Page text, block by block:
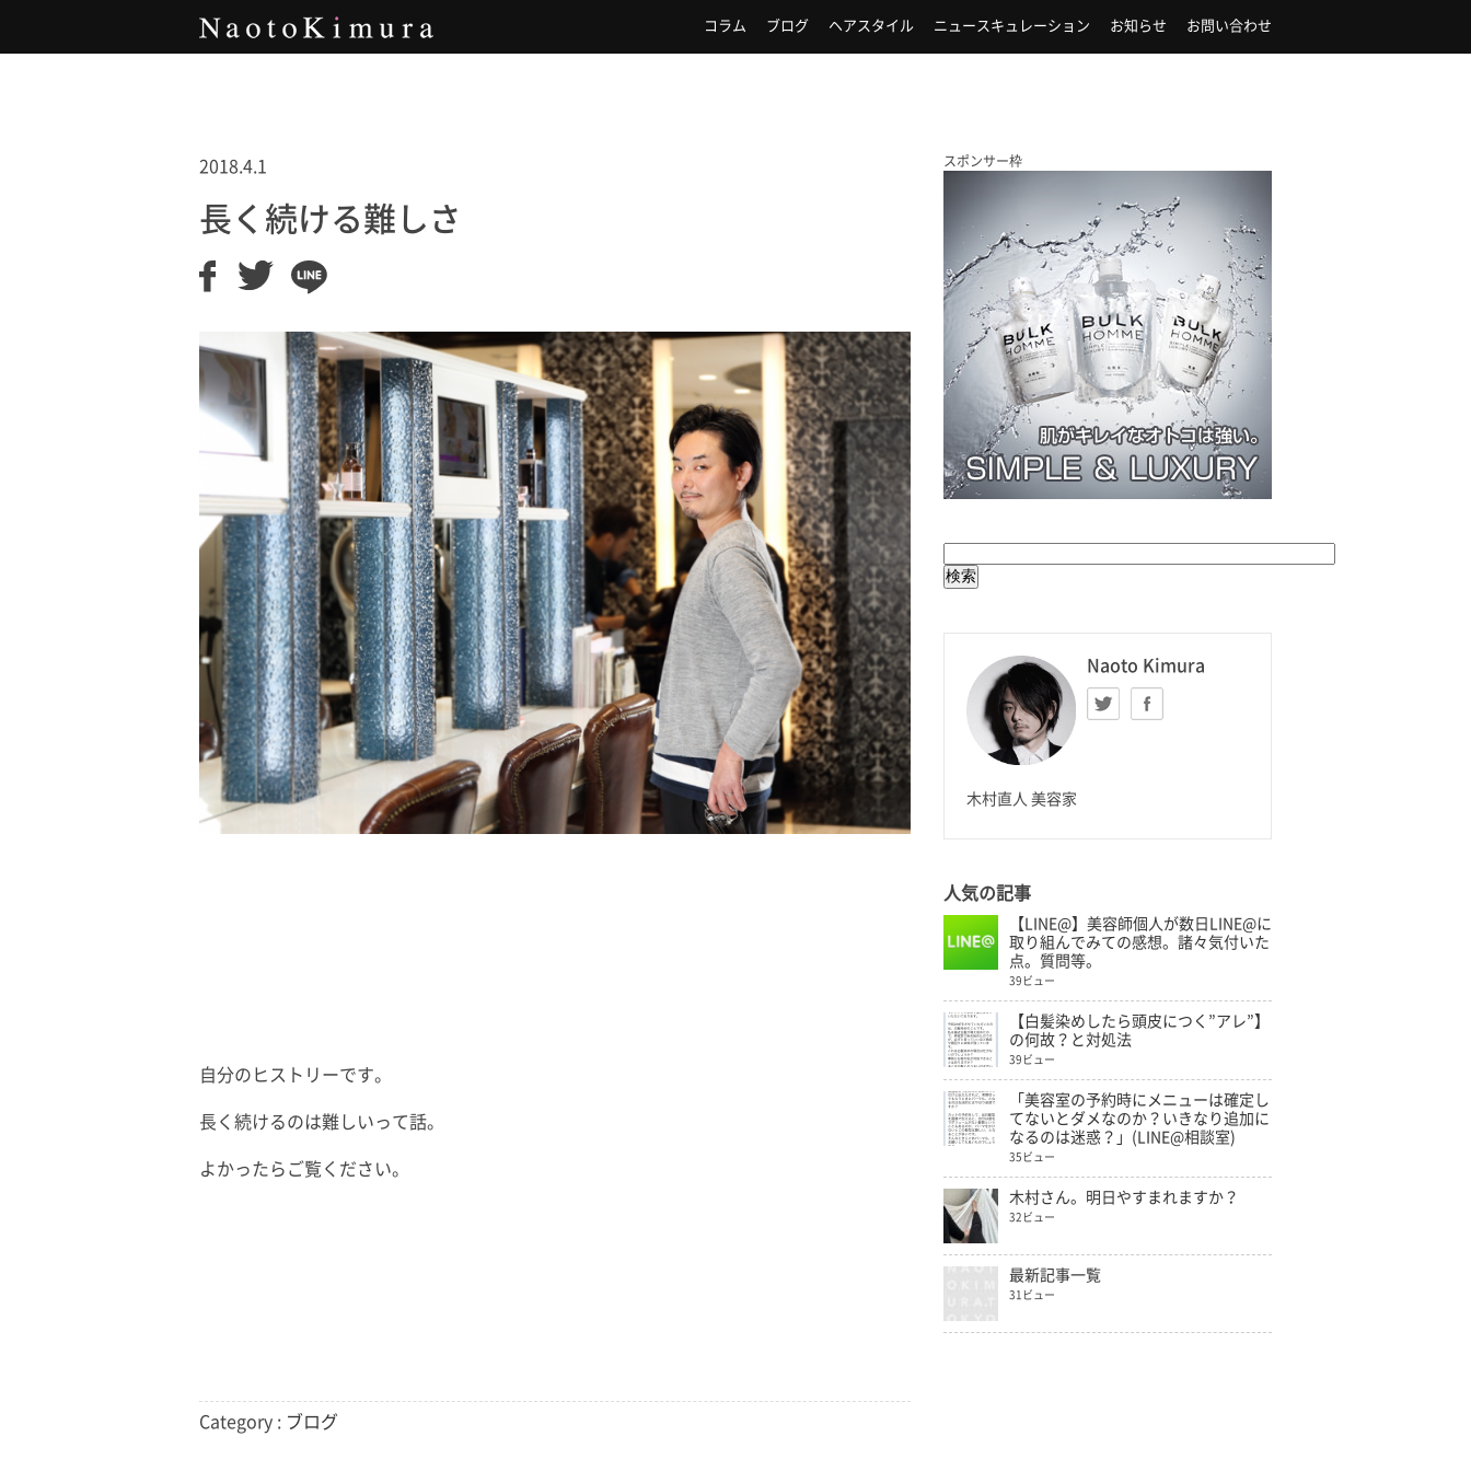
コラム ブログ ヘアスタイル ニュースキュレーション お知らせ お問い合わせ
2018.4.1
長く続ける難しさ
自分のヒストリーです。
長く続けるのは難しいって話。
よかったらご覧ください。
Category : ブログ
スポンサー枠
Naoto Kimura
木村直人 美容家
人気の記事
【LINE@】美容師個人が数日LINE@に
取り組んでみての感想。諸々気付いた
点。質問等。
39ビュー
【白髪染めしたら頭皮につく”アレ”】
の何故？と対処法
39ビュー
「美容室の予約時にメニューは確定し
てないとダメなのか？いきなり追加に
なるのは迷惑？」(LINE@相談室)
35ビュー
木村さん。明日やすまれますか？
32ビュー
最新記事一覧
31ビュー